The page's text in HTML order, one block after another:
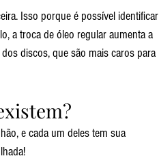
Isso porque é possível identificar
a troca de óleo regular aumenta a
discos, que são mais caros para
e cada um deles tem sua